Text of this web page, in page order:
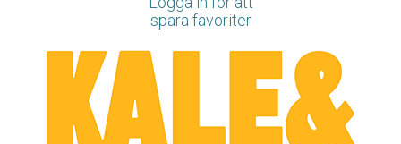
spara favoriter